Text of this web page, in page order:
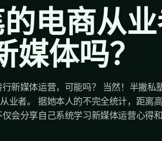
电商从
体吗？
新媒体运营，可能吗？ 当然！半撇私
业者。 据她本人的不完全统计，距离
会分享自己系统学习新媒体运营心得